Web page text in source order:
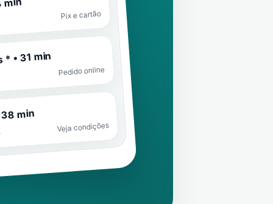
min
Pix e cartão
• 31 min
Pedido online
min
Veja condições